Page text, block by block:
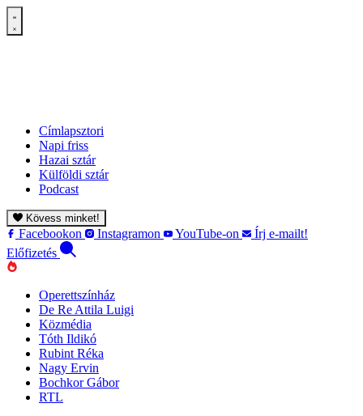
Címlapsztori
Napi friss
Hazai sztár
Külföldi sztár
Podcast
Kövess minket!
Facebookon Instagramon YouTube-on
Írj e-mailt!
Előfizetés
Operettszínház
De Re Attila Luigi
Közmédia
Tóth Ildikó
Rubint Réka
Nagy Ervin
Bochkor Gábor
RTL